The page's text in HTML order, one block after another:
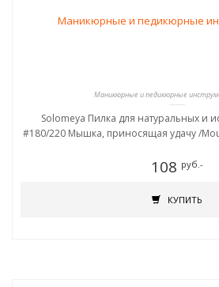
Маникюрные и педикюрные
Solomeya Пилка для натуральных и
#180/220 Мышка, приносящая удачу /
108 руб.-
КУПИТЬ